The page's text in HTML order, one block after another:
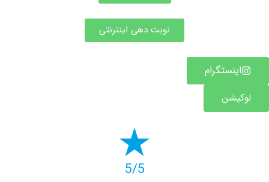
نوبت دهی اینترنتی